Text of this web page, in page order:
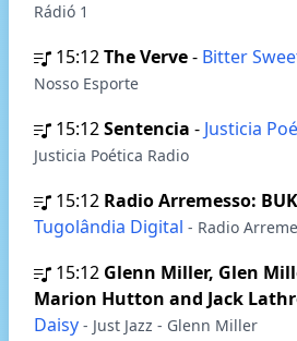
Rádió 1
15:12The Verve- Bitter
Nosso Esporte
15:12Sentencia - Justicia
Justicia Poética Radio
15:12 Radio Arremesso:
Tugolândia Digital - Radio
15:12 Glenn Miller, Glen
Marion Hutton and Jack
Daisy - Just Jazz - Glenn Miller